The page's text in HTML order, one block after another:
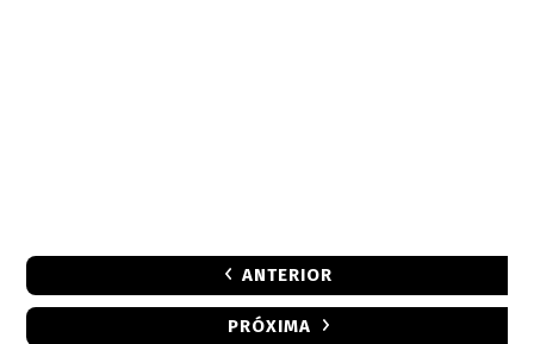
ANTERIOR
PRÓXIMA